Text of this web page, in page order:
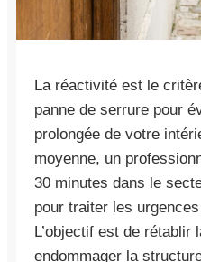
La réactivité est le
panne de serrure pour
prolongée de votre
moyenne, un
30 minutes dans le
pour traiter les
L’objectif est de
endommager la